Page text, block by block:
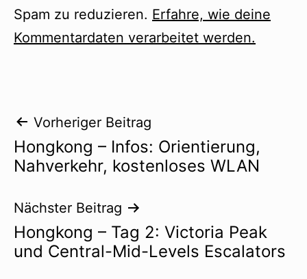
Spam zu reduzieren. Erfahre, wie deine
Kommentardaten verarbeitet werden.
Beitragsnavigation
Vorheriger Beitrag
Hongkong – Infos: Orientierung,
Nahverkehr, kostenloses WLAN
Nächster Beitrag
Hongkong – Tag 2: Victoria Peak
und Central-Mid-Levels Escalators